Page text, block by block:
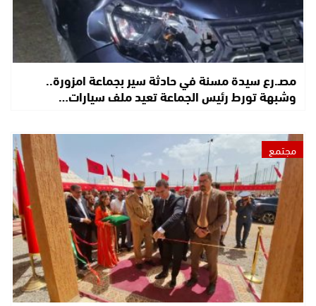
مصـ.رع سيدة مسنة في حادثة سير بجماعة امزورة..
وشبهة تورط رئيس الجماعة تعيد ملف سيارات…
مجتمع